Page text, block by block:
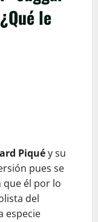
le
Piquéy su
pues se
que él por lo
del
especie